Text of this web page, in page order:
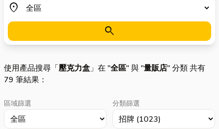
place
search
使用產品搜尋「壓克力盒」在 "全區" 與 "量販店" 分類 共有
79 筆結果：
區域篩選 分類篩選